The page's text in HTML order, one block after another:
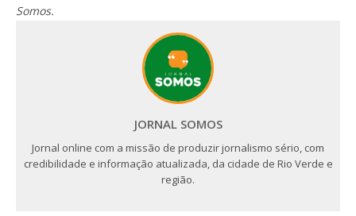
Somos.
JORNAL SOMOS
Jornal online com a missão de produzir jornalismo sério, com
credibilidade e informação atualizada, da cidade de Rio Verde e
região.